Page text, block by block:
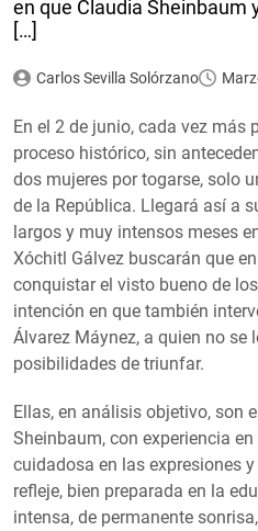
en que Claudia Sheinbaum
[…]
Carlos Sevilla Solórzano
En el 2 de junio, cada vez más
proceso histórico, sin
dos mujeres por togarse, solo
de la República. Llegará así a
largos y muy intensos meses
Xóchitl Gálvez buscarán que
conquistar el visto bueno de
intención en que también
Álvarez Máynez, a quien no se
posibilidades de triunfar.
Ellas, en análisis objetivo, son
Sheinbaum, con experiencia
cuidadosa en las expresiones
refleje, bien preparada en la
intensa, de permanente